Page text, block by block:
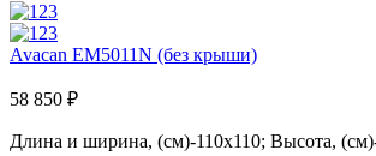
Avacan EM5011N (без крыши)
58 850 ₽
Длина и ширина, (см)-110x110; Высота,